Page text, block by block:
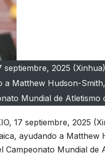
septiembre, 2025
a Matthew Hudson-
Mundial de
17 septiembre, 2025
ayudando a Matthew
Campeonato Mundial